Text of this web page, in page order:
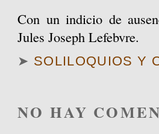
Con un indicio de
Jules Joseph Lefebvre.
➤ SOLILOQUIOS Y
NO HAY